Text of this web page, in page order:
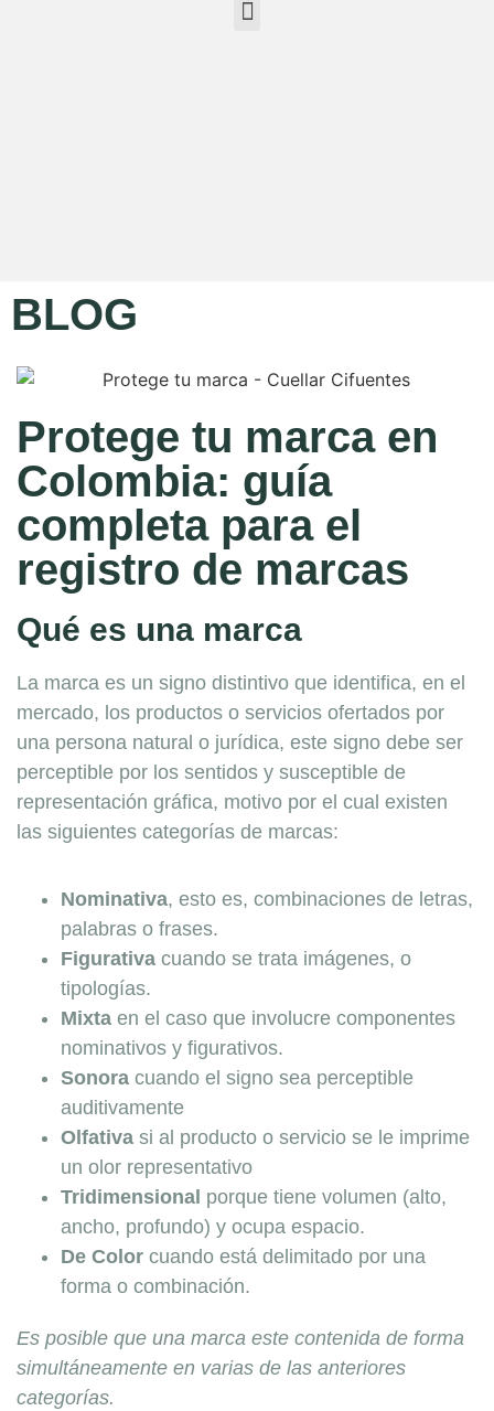
BLOG
Protege tu marca en
Colombia: guía
completa para el
registro de marcas
Qué es una marca
La marca es un signo distintivo que identifica, en el
mercado, los productos o servicios ofertados por
una persona natural o jurídica, este signo debe ser
perceptible por los sentidos y susceptible de
representación gráfica, motivo por el cual existen
las siguientes categorías de marcas:
Nominativa, esto es, combinaciones de letras,
palabras o frases.
Figurativa cuando se trata imágenes, o
tipologías.
Mixta en el caso que involucre componentes
nominativos y figurativos.
Sonora cuando el signo sea perceptible
auditivamente
Olfativa si al producto o servicio se le imprime
un olor representativo
Tridimensional porque tiene volumen (alto,
ancho, profundo) y ocupa espacio.
De Color cuando está delimitado por una
forma o combinación.
Es posible que una marca este contenida de forma
simultáneamente en varias de las anteriores
categorías.